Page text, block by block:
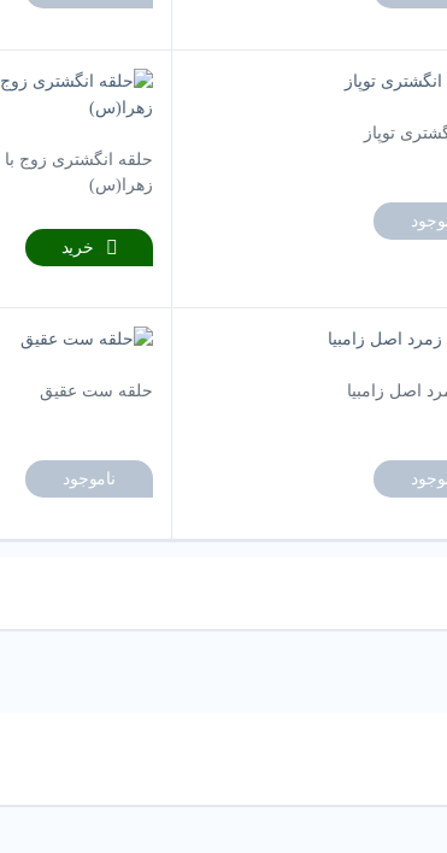
توپاز
حلقه انگشتری زوج با
زهرا(س)
خرید
اصل زامبیا حلقه ست عقیق
ناموجود